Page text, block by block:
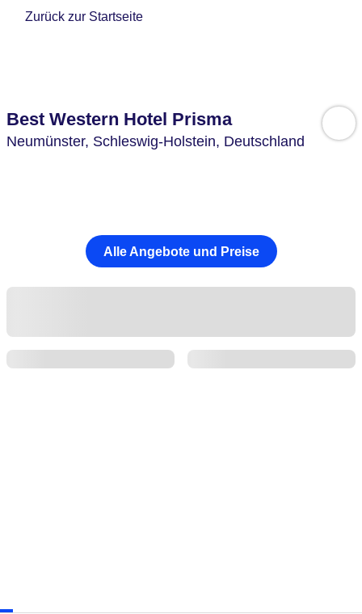
Zurück zur Startseite
Best Western Hotel Prisma
Neumünster, Schleswig-Holstein, Deutschland
Alle Angebote und Preise